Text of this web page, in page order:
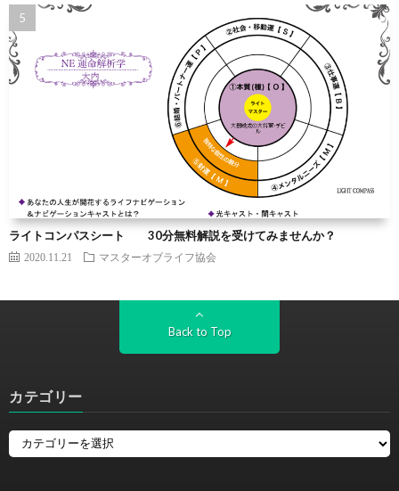
ライトコンパスシート 30分無料解説を受けてみませんか？
2020.11.21 マスターオブライフ協会
Back to Top
カテゴリー